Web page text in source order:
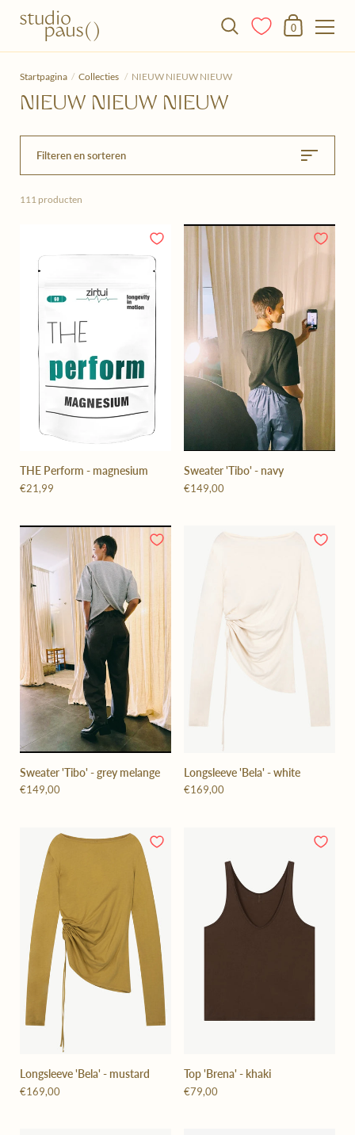
Winkelmandje
0
Startpagina / Collecties / NIEUW NIEUW NIEUW
NIEUW NIEUW NIEUW
Filteren en sorteren
111 producten
THE Perform - magnesium
€21,99
Sweater 'Tibo' - navy
€149,00
Sweater 'Tibo' - grey melange
€149,00
Longsleeve 'Bela' - white
€169,00
Longsleeve 'Bela' - mustard
€169,00
Top 'Brena' - khaki
€79,00